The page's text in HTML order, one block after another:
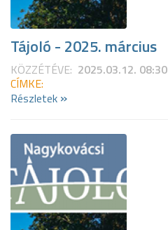
Tájoló - 2025. március
KÖZZÉTÉVE: 2025.03.12. 08:30
CÍMKE:
Részletek »